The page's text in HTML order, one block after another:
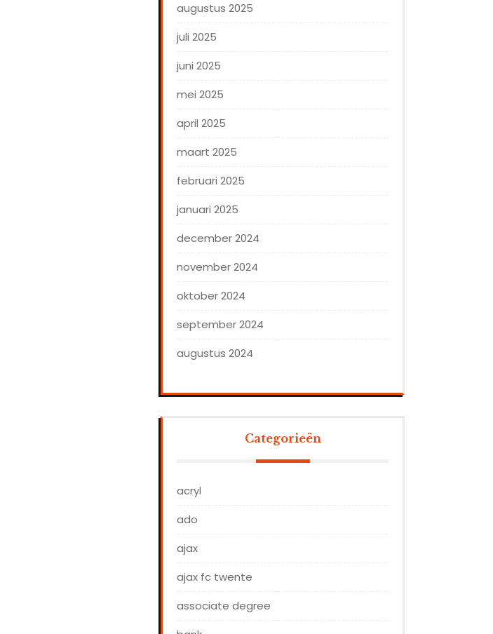
augustus 2025
juli 2025
juni 2025
mei 2025
april 2025
maart 2025
februari 2025
januari 2025
december 2024
november 2024
oktober 2024
september 2024
augustus 2024
Categorieën
acryl
ado
ajax
ajax fc twente
associate degree